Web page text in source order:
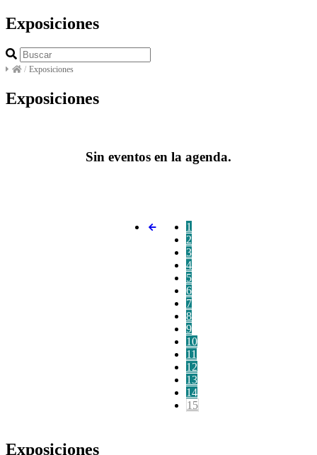
Exposiciones
/ Exposiciones
Exposiciones
Sin eventos en la agenda.
1
2
3
4
5
6
7
8
9
10
11
12
13
14
15
Exposiciones